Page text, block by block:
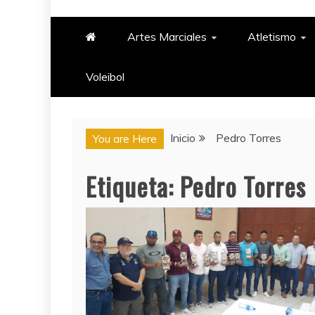
Artes Marciales Atletismo
Voleibol​
You are Here Inicio Pedro Torres
Etiqueta: Pedro Torres